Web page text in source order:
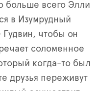
больше всего Элли
в Изумрудный
чтобы он
соломенное
когда-то был
друзья переживут